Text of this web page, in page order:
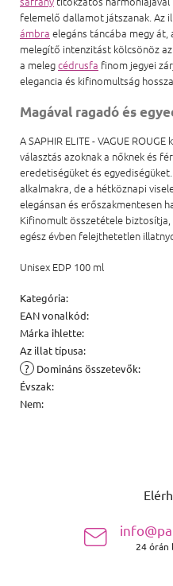
felemelő dallamot játszanak. Az
ámbra elegáns táncába megy át,
melegítő intenzitást kölcsönöz
a melegcédrusfa finom jegyei
elegancia és kifinomultság
Magával ragadó és
A SAPHIR ELITE - VAGUE
választás azoknak a nőknek és
eredetiségüket és
alkalmakra, de a hétköznapi
elegánsan és erőszakmentesen
Kifinomult összetétele biztosítja,
egész évben felejthetetlen
Unisex EDP 100 ml
Kategória:
EAN vonalkód:
Márka ihlette:
Az illat típusa:
? Domináns összetevők:
Évszak:
Nem:
24 órán